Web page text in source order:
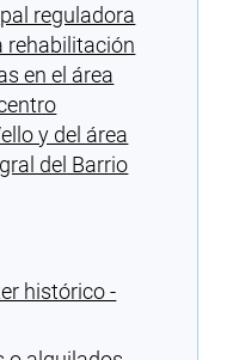
reguladora
rehabilitación
en el área
y del área
del Barrio
histórico -